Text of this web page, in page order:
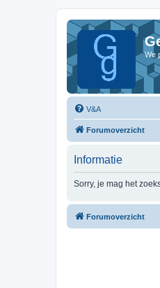
We
V&A
Forumoverzicht
Informatie
Sorry, je mag het
Forumoverzicht